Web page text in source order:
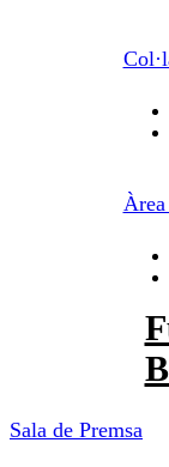
Sala de Premsa